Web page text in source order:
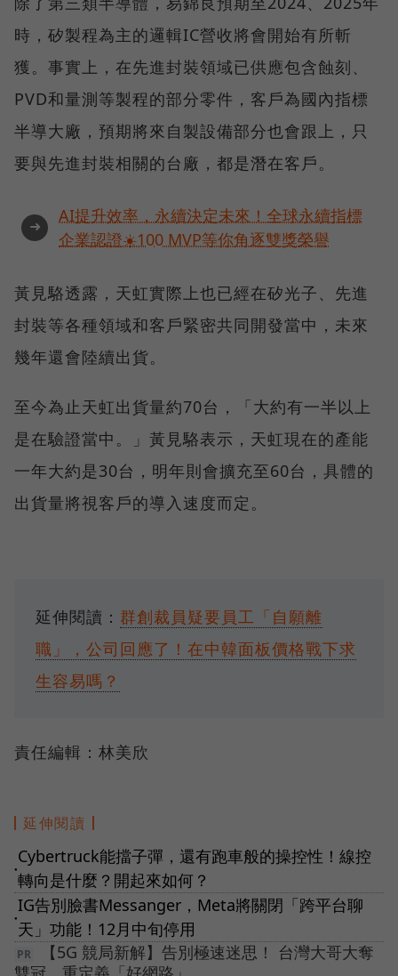
時，矽製程為主的邏輯IC營收將會開始有所斬
獲。事實上，在先進封裝領域已供應包含蝕刻、
PVD和量測等製程的部分零件，客戶為國內指標
半導大廠，預期將來自製設備部分也會跟上，只
要與先進封裝相關的台廠，都是潛在客戶。
➜
AI提升效率，永續決定未來！全球永續指標
企業認證☀️100 MVP等你角逐雙獎榮譽
黃見駱透露，天虹實際上也已經在矽光子、先進
封裝等各種領域和客戶緊密共同開發當中，未來
幾年還會陸續出貨。
至今為止天虹出貨量約70台，「大約有一半以上
是在驗證當中。」黃見駱表示，天虹現在的產能
一年大約是30台，明年則會擴充至60台，具體的
出貨量將視客戶的導入速度而定。
延伸閱讀： 群創裁員疑要員工「自願離
職」，公司回應了！在中韓面板價格戰下求
生容易嗎？
責任編輯：林美欣
延伸閱讀
●
Cybertruck能擋子彈，還有跑車般的操控性！線控
轉向是什麼？開起來如何？
●
IG告別臉書Messanger，Meta將關閉「跨平台聊
天」功能！12月中旬停用
【5G 競局新解】告別極速迷思！ 台灣大哥大奪